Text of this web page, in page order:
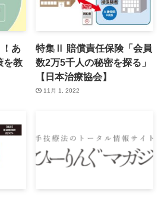
あ
を教
特集Ⅱ 賠償責任保険「会員
数2万5千人の秘密を探る」
【日本治療協会】
11月 1, 2022